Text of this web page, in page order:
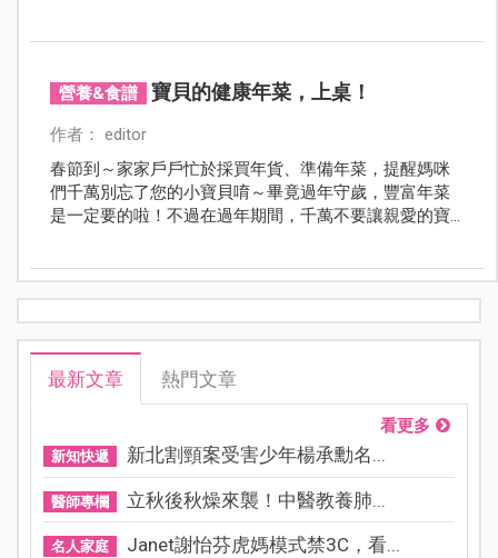
營養&食譜 寶貝的健康年菜，上桌！
作者： editor
春節到～家家戶戶忙於採買年貨、準備年菜，提醒媽咪
們千萬別忘了您的小寶貝唷～畢竟過年守歲，豐富年菜
是一定要的啦！不過在過年期間，千萬不要讓親愛的寶
食該注意哪些小地方。
最新文章 熱門文章
看更多
新知快遞 新北割頸案受害少年楊承勳名...
醫師專欄 立秋後秋燥來襲！中醫教養肺...
名人家庭 Janet謝怡芬虎媽模式禁3C，看...